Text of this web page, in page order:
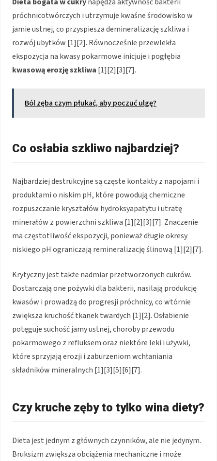
próchnicotwórczych i utrzymuje kwaśne środowisko w
jamie ustnej, co przyspiesza demineralizację szkliwa i
rozwój ubytków [1][2]. Równocześnie przewlekła
ekspozycja na kwasy pokarmowe inicjuje i pogłębia
kwasową erozję szkliwa [1][2][3][7].
Ból zęba czym płukać, aby poczuć ulgę?
Co osłabia szkliwo najbardziej?
Najbardziej destrukcyjne są częste kontakty z napojami i
produktami o niskim pH, które powodują chemiczne
rozpuszczanie kryształów hydroksyapatytu i utratę
minerałów z powierzchni szkliwa [1][2][3][7]. Znaczenie
ma częstotliwość ekspozycji, ponieważ długie okresy
niskiego pH ograniczają remineralizację ślinową [1][2][7].
Krytyczny jest także nadmiar przetworzonych cukrów.
Dostarczają one pożywki dla bakterii, nasilają produkcję
kwasów i prowadzą do progresji próchnicy, co wtórnie
zwiększa kruchość tkanek twardych [1][2]. Osłabienie
potęguje suchość jamy ustnej, choroby przewodu
pokarmowego z refluksem oraz niektóre leki i używki,
które sprzyjają erozji i zaburzeniom wchłaniania
składników mineralnych [1][3][5][6][7].
Czy kruche zęby to tylko wina diety?
Dieta jest jednym z głównych czynników, ale nie jedynym.
Bruksizm zwiększa obciążenia mechaniczne i może